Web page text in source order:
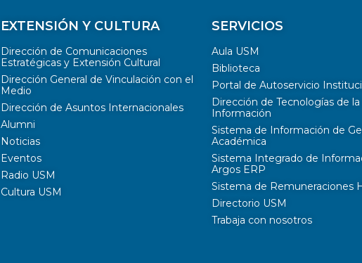
EXTENSIÓN Y CULTURA
Dirección de Comunicaciones
Estratégicas y Extensión Cultural
Dirección General de Vinculación con el
Medio
Dirección de Asuntos Internacionales
Alumni
Noticias
Eventos
Radio USM
Cultura USM
SERVICIOS
Aula USM
Biblioteca
Portal de Autoservicio
Dirección de Tecnologías de la
Información
Sistema de Información de
Académica
Sistema Integrado de
Argos ERP
Sistema de Remuneraciones
Directorio USM
Trabaja con nosotros